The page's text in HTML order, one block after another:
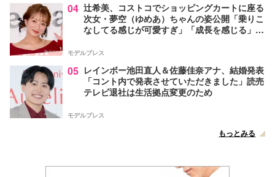
04 辻希美、コストコでショッピングカートに座る
次女・夢空（ゆめあ）ちゃんの姿公開「乗りこ
なしてる感じが可愛すぎ」「成長を感じる」の
モデルプレス
05 レインボー池田直人＆佐藤佳奈アナ、結婚発表
「コント内で発表させていただきました」読売
テレビ退社は生活拠点変更のため
モデルプレス
もっとみる